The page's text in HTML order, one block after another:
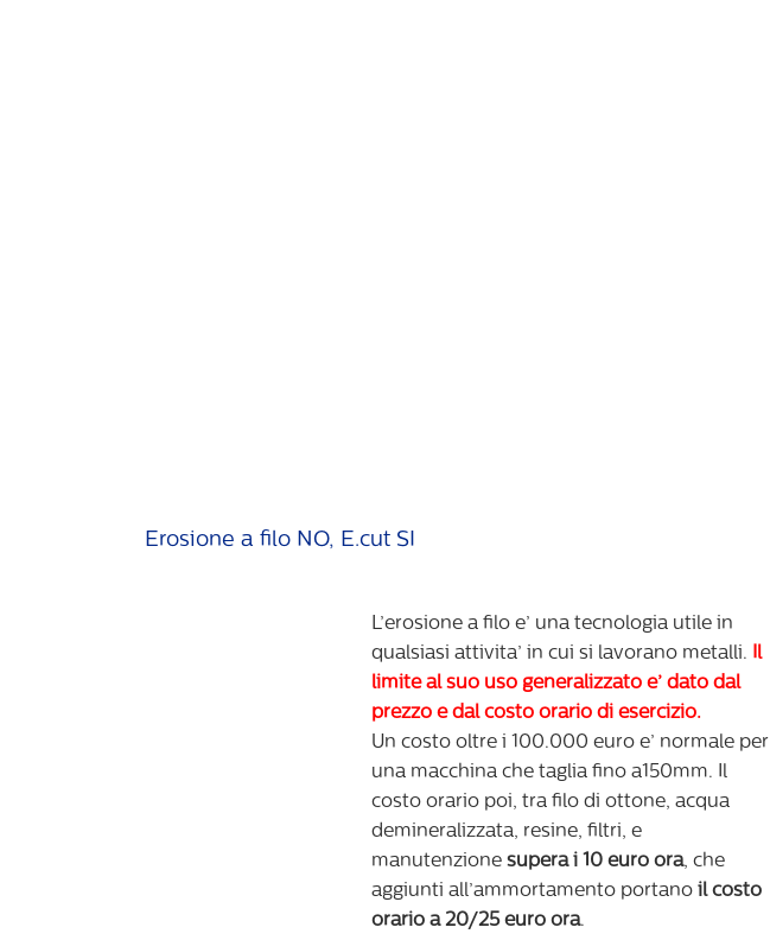
Erosione a filo NO, E.cut SI
L’erosione a filo e’ una tecnologia utile in
qualsiasi attivita’ in cui si lavorano metalli. Il
limite al suo uso generalizzato e’ dato dal
prezzo e dal costo orario di esercizio.
Un costo oltre i 100.000 euro e’ normale per
una macchina che taglia fino a150mm. Il
costo orario poi, tra filo di ottone, acqua
demineralizzata, resine, filtri, e
manutenzione supera i 10 euro ora, che
aggiunti all’ammortamento portanoil costo
orario a 20/25 euro ora.